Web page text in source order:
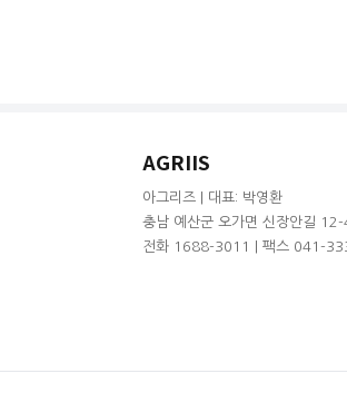
AGRIIS
아그리즈 | 대표: 박영환
충남 예산군 오가면 신장안길
전화 1688-3011 | 팩스 041-